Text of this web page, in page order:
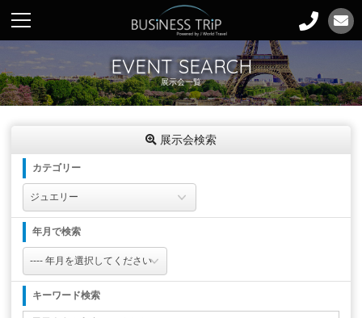
EVENT SEARCH
展示会一覧
展示会検索
カテゴリー
年月で検索
キーワード検索